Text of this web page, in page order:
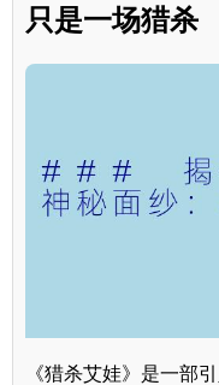
只是一场猎杀
《猎杀艾娃》是一部